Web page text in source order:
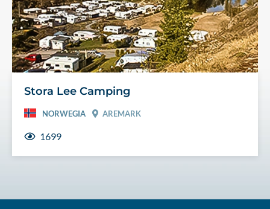
Stora Lee Camping
NORWEGIA AREMARK
1699